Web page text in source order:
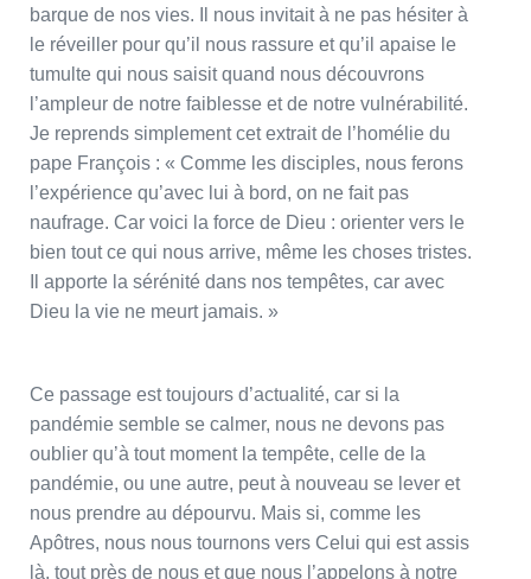
barque de nos vies. Il nous invitait à ne pas hésiter à
le réveiller pour qu’il nous rassure et qu’il apaise le
tumulte qui nous saisit quand nous découvrons
l’ampleur de notre faiblesse et de notre vulnérabilité.
Je reprends simplement cet extrait de l’homélie du
pape François : « Comme les disciples, nous ferons
l’expérience qu’avec lui à bord, on ne fait pas
naufrage. Car voici la force de Dieu : orienter vers le
bien tout ce qui nous arrive, même les choses tristes.
Il apporte la sérénité dans nos tempêtes, car avec
Dieu la vie ne meurt jamais. »
Ce passage est toujours d’actualité, car si la
pandémie semble se calmer, nous ne devons pas
oublier qu’à tout moment la tempête, celle de la
pandémie, ou une autre, peut à nouveau se lever et
nous prendre au dépourvu. Mais si, comme les
Apôtres, nous nous tournons vers Celui qui est assis
là, tout près de nous et que nous l’appelons à notre